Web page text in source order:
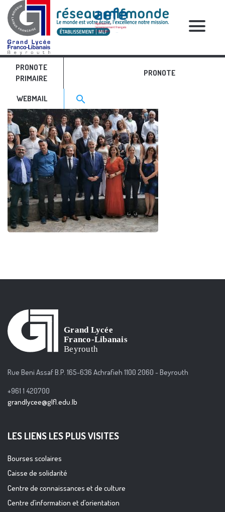
PRONOTE
PRIMAIRE
PRONOTE
WEBMAIL Search for:>
search
RELATIVE POSTS
edito site feat img
Rue Beni Assaf B.P. 165-636 Achrafieh 1100 2060 - Beyrouth
+961 1 420700
grandlycee@glfl.edu.lb
LES LIENS LES PLUS VISITES
Bourses scolaires
Caisse de solidarité
Centre de connaissances et de culture
Centre d’information et d’orientation